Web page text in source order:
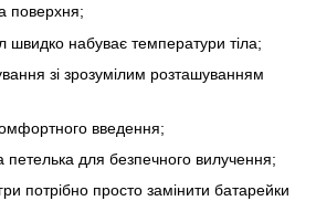
поверхня;
швидко набуває температури тіла;
зі зрозумілим розташуванням
введення;
петелька для безпечного вилучення;
потрібно просто замінити батарейки